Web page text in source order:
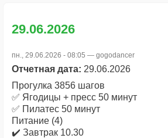
29.06.2026
пн., 29.06.2026 - 08:05 — gogodancer
Отчетная дата: 29.06.2026
Прогулка 3856 шагов
✅ Ягодицы + пресс 50 минут
✅ Пилатес 50 минут
Питание (4)
✔️ Завтрак 10.30